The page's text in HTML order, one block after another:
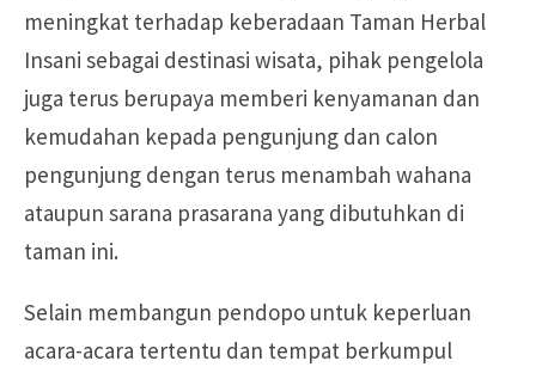
meningkat terhadap keberadaan Taman Herbal
Insani sebagai destinasi wisata, pihak pengelola
juga terus berupaya memberi kenyamanan dan
kemudahan kepada pengunjung dan calon
pengunjung dengan terus menambah wahana
ataupun sarana prasarana yang dibutuhkan di
taman ini.
Selain membangun pendopo untuk keperluan
acara-acara tertentu dan tempat berkumpul